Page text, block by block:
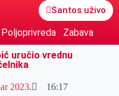
Santos uživo
Poljoprivreda
Zabava
uručio vrednu
2023. 16:17